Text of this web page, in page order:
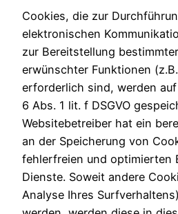
Cookies, die zur
elektronischen
zur Bereitstellung
erwünschter Funktionen
erforderlich sind, werden
6 Abs. 1 lit. f DSGVO
Websitebetreiber hat ein
an der Speicherung von
fehlerfreien und optimierten
Dienste. Soweit andere
Analyse Ihres